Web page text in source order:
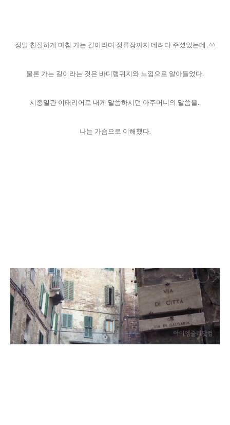
정말 친절하게 마침 가는 길이라며 정류장까지 데려다 주셨었는데..^^
물론 가는 길이라는 것은 바디랭귀지와 느낌으로 알아들었다.
시종일관 이태리어로 내게 말씀하시던 아주머니의 말씀을..
나는 가슴으로 이해했다.